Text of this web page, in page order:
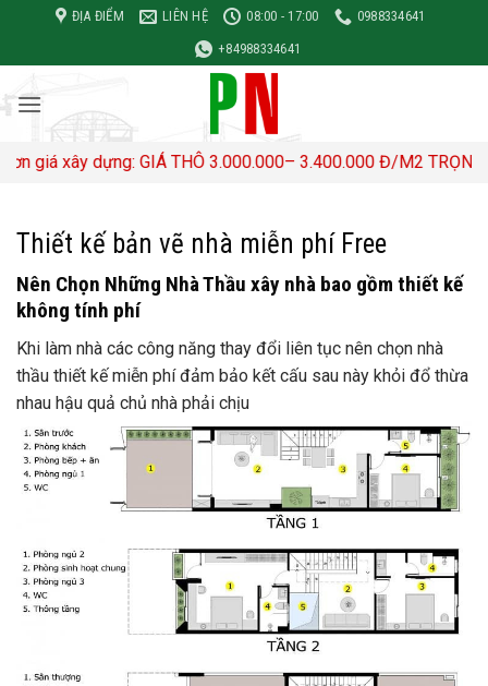
nội
dung
ĐỊA ĐIỂM LIÊN HỆ 08:00 - 17:00
0988334641
+84988334641
GIÁ THÔ 3.000.000– 3.400.000 Đ/M2 TRỌN GÓI
Thiết kế bản vẽ nhà miễn phí Free
Nên Chọn Những Nhà Thầu xây nhà bao gồm thiết kế
không tính phí
Khi làm nhà các công năng thay đổi liên tục nên chọn nhà
thầu thiết kế miễn phí đảm bảo kết cấu sau này khỏi đổ thừa
nhau hậu quả chủ nhà phải chịu